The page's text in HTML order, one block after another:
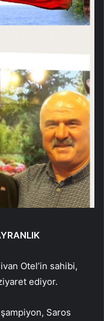
Otel’in sahibi,
ediyor.
Saros